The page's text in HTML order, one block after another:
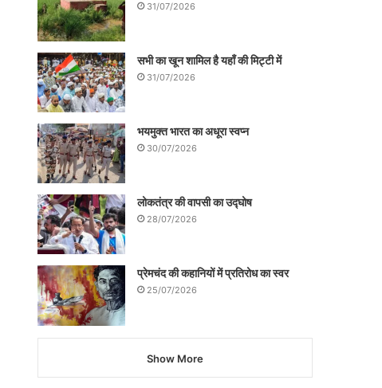
31/07/2026
सभी का खून शामिल है यहाँ की मिट्टी में
31/07/2026
भयमुक्त भारत का अधूरा स्वप्न
30/07/2026
लोकतंत्र की वापसी का उद्घोष
28/07/2026
प्रेमचंद की कहानियों में प्रतिरोध का स्वर
25/07/2026
Show More